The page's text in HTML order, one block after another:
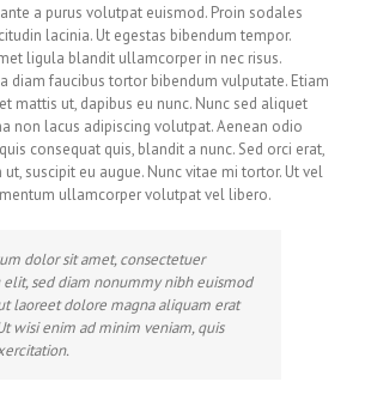
a purus volutpat euismod. Proin sodales
lacinia. Ut egestas bibendum tempor.
ligula blandit ullamcorper in nec risus.
diam faucibus tortor bibendum vulputate. Etiam
mattis ut, dapibus eu nunc. Nunc sed aliquet
non lacus adipiscing volutpat. Aenean odio
consequat quis, blandit a nunc. Sed orci erat,
suscipit eu augue. Nunc vitae mi tortor. Ut vel
ullamcorper volutpat vel libero.
dolor sit amet, consectetuer
elit, sed diam nonummy nibh euismod
laoreet dolore magna aliquam erat
wisi enim ad minim veniam, quis